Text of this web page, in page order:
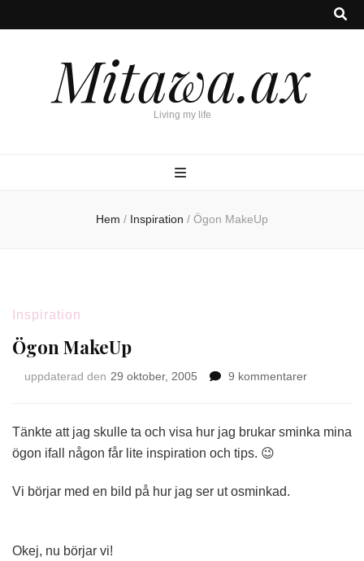
Mitawa.ax
Living my life
Hem / Inspiration / Ögon MakeUp
Inspiration
Ögon MakeUp
uppdaterad den 29 oktober, 2005 9 kommentarertill
Tänkte att jag skulle ta och visa hur jag brukar sminka mina
ögon ifall någon får lite inspiration och tips. 😉
Vi börjar med en bild på hur jag ser ut osminkad.
Okej, nu börjar vi!